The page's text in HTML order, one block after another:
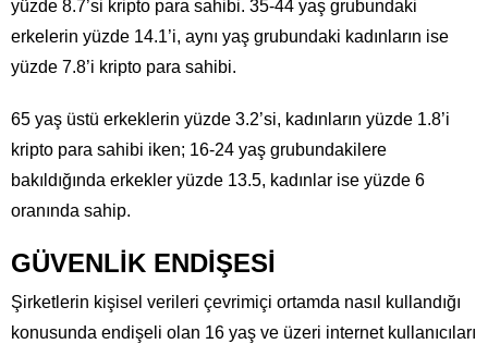
yüzde 8.7’si kripto para sahibi. 35-44 yaş grubundaki
erkelerin yüzde 14.1’i, aynı yaş grubundaki kadınların ise
yüzde 7.8’i kripto para sahibi.
65 yaş üstü erkeklerin yüzde 3.2’si, kadınların yüzde 1.8’i
kripto para sahibi iken; 16-24 yaş grubundakilere
bakıldığında erkekler yüzde 13.5, kadınlar ise yüzde 6
oranında sahip.
GÜVENLİK ENDİŞESİ
Şirketlerin kişisel verileri çevrimiçi ortamda nasıl kullandığı
konusunda endişeli olan 16 yaş ve üzeri internet kullanıcıları